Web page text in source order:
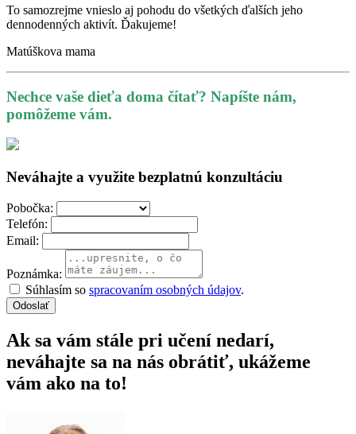
To samozrejme vnieslo aj pohodu do všetkých ďalších jeho
dennodenných aktivít. Ďakujeme!
Matúškova mama
Nechce vaše dieťa doma čítať? Napíšte nám,
pomôžeme vám.
Neváhajte a využite bezplatnú konzultáciu
Pobočka:
Telefón:
Email:
Poznámka:
Súhlasím so spracovaním osobných údajov.
Odoslať
Ak sa vám stále pri učení nedarí,
neváhajte sa na nás obrátiť, ukážeme
vám ako na to!